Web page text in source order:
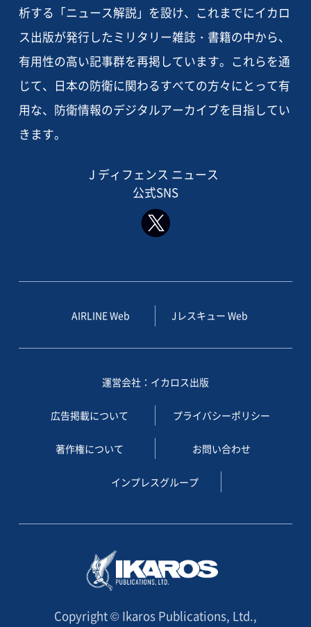
析する「ニュース解説」を設け、これまでにイカロ
ス出版が発行したミリタリー雑誌・書籍の中から、
有用性の高い記事群を再掲しています。これらを通
じて、日本の防衛に関わるすべての方々にとって有
用な、防衛情報のデジタルアーカイブを目指してい
きます。
J ディフェンス ニュース
公式SNS
AIRLINE Web Jレスキュー Web
運営会社：イカロス出版
広告掲載について プライバシーポリシー
著作権について お問い合わせ
インプレスグループ
Copyright © Ikaros Publications, Ltd.,